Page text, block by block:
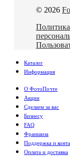
© 2026
Каталог
Информация
О ФотоПочте
Акции
Сделаем за вас
Бизнесу
FAQ
Франшиза
Поддержка и
Оплата и доставка